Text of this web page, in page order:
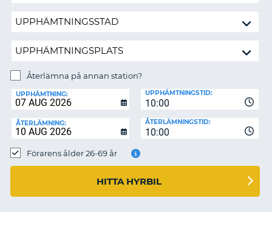
ADMINISTRERA
BOKNING
SVERIGE
annan
Återlämna på annan station?
UPPHÄMTNING:
10:00
UPPHÄMTNINGSTID:
ÅTERLÄMNING:
10:00
ÅTERLÄMNINGSTID:
Förarens ålder 26-69 år
HITTA HYRBIL